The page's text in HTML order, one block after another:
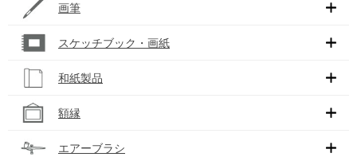
画筆
スケッチブック・画紙
和紙製品
額縁
エアーブラシ